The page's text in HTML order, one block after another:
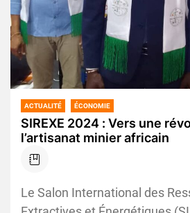
ACTUALITÉ ÉCONOMIE
SIREXE 2024 : Vers une
l’artisanat minier africain
Le Salon International des